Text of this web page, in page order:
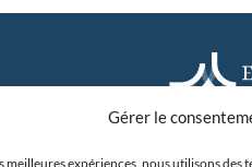
Gérer le
meilleures expériences, nous utilisons des